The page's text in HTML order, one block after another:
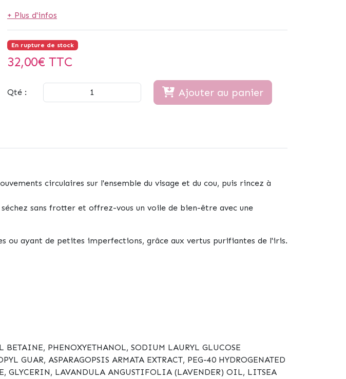
+ Plus d'infos
En rupture de stock
32,00€ TTC
Qté : Ajouter au panier
circulaires sur l'ensemble du visage et du cou, puis rincez à
sans frotter et offrez-vous un voile de bien-être avec une
ou ayant de petites imperfections, grâce aux vertus purifiantes de l'iris.
BETAINE, PHENOXYETHANOL, SODIUM LAURYL GLUCOSE
GUAR, ASPARAGOPSIS ARMATA EXTRACT, PEG-40 HYDROGENATED
GLYCERIN, LAVANDULA ANGUSTIFOLIA (LAVENDER) OIL, LITSEA